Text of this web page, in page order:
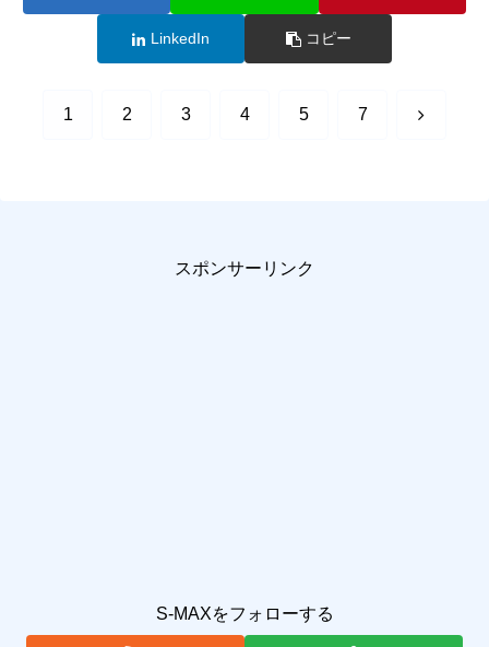
LinkedIn コピー
1 2 3 4 5 7 次
スポンサーリンク
S-MAXをフォローする